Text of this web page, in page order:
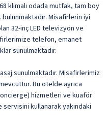
klimalı odada mutfak, tam boy
Misafirlerin iyi
32-inç LED televizyon ve
telefon, emanet
sunulmaktadır.
sunulmaktadır. Misafirlerimiz
Bu otelde ayrıca
hizmetleri ve kuaför
kullanarak yakındaki